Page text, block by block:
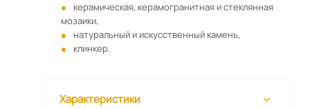
керамическая, керамогранитная и стеклянная
мозаики,
натуральный и искусственный камень,
клинкер.
Характеристики